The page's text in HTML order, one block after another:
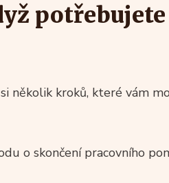
několik kroků, které vám
o skončení pracovního